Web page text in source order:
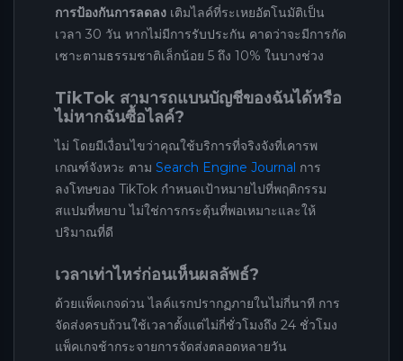
การป้องกันการลดลง เติมไลค์ที่ระเหยอัตโนมัติเป็น
เวลา 30 วัน หากไม่มีการรับประกัน คาดว่าจะมีการกัด
เซาะตามธรรมชาติเล็กน้อย 5 ถึง 10% ในบางช่วง
TikTok สามารถแบนบัญชีของฉันได้หรือ
ไม่หากฉันซื้อไลค์?
ไม่ โดยมีเงื่อนไขว่าคุณใช้บริการที่จริงจังที่เคารพ
เกณฑ์จังหวะ ตาม Search Engine Journal การ
ลงโทษของ TikTok กำหนดเป้าหมายไปที่พฤติกรรม
สแปมที่หยาบ ไม่ใช่การกระตุ้นที่พอเหมาะและให้
ปริมาณที่ดี
เวลาเท่าไหร่ก่อนเห็นผลลัพธ์?
ด้วยแพ็คเกจด่วน ไลค์แรกปรากฏภายในไม่กี่นาที การ
จัดส่งครบถ้วนใช้เวลาตั้งแต่ไม่กี่ชั่วโมงถึง 24 ชั่วโมง
แพ็คเกจช้ากระจายการจัดส่งตลอดหลายวัน